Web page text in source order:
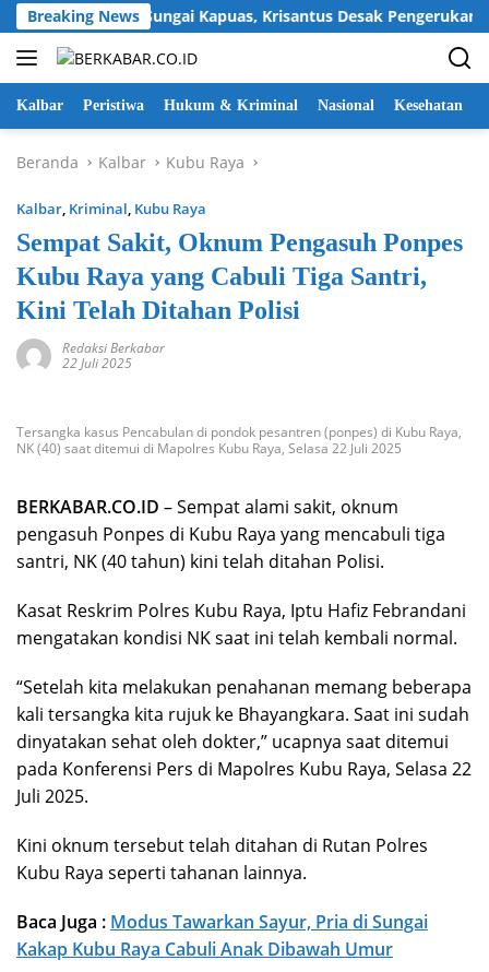
Langsung
ke
konten
Breaking NewsSungai Kapuas, Krisantus Desak Pengerukan
Kalbar Peristiwa Hukum & Kriminal Nasional Kesehatan
Beranda Kalbar Kubu Raya
Kalbar, Kriminal, Kubu Raya
Sempat Sakit, Oknum Pengasuh Ponpes
Kubu Raya yang Cabuli Tiga Santri,
Kini Telah Ditahan Polisi
Redaksi Berkabar
22 Juli 2025
Tersangka kasus Pencabulan di pondok pesantren (ponpes) di Kubu Raya,
NK (40) saat ditemui di Mapolres Kubu Raya, Selasa 22 Juli 2025
BERKABAR.CO.ID – Sempat alami sakit, oknum
pengasuh Ponpes di Kubu Raya yang mencabuli tiga
santri, NK (40 tahun) kini telah ditahan Polisi.
Kasat Reskrim Polres Kubu Raya, Iptu Hafiz Febrandani
mengatakan kondisi NK saat ini telah kembali normal.
“Setelah kita melakukan penahanan memang beberapa
kali tersangka kita rujuk ke Bhayangkara. Saat ini sudah
dinyatakan sehat oleh dokter,” ucapnya saat ditemui
pada Konferensi Pers di Mapolres Kubu Raya, Selasa 22
Juli 2025.
Kini oknum tersebut telah ditahan di Rutan Polres
Kubu Raya seperti tahanan lainnya.
Baca Juga : Modus Tawarkan Sayur, Pria di Sungai
Kakap Kubu Raya Cabuli Anak Dibawah Umur